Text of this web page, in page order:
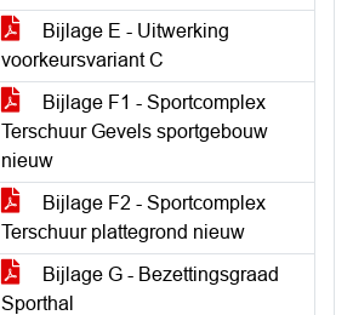
Bijlage E - Uitwerking
voorkeursvariant C
Bijlage F1 - Sportcomplex
Terschuur Gevels sportgebouw
nieuw
Bijlage F2 - Sportcomplex
Terschuur plattegrond nieuw
Bijlage G - Bezettingsgraad
Sporthal